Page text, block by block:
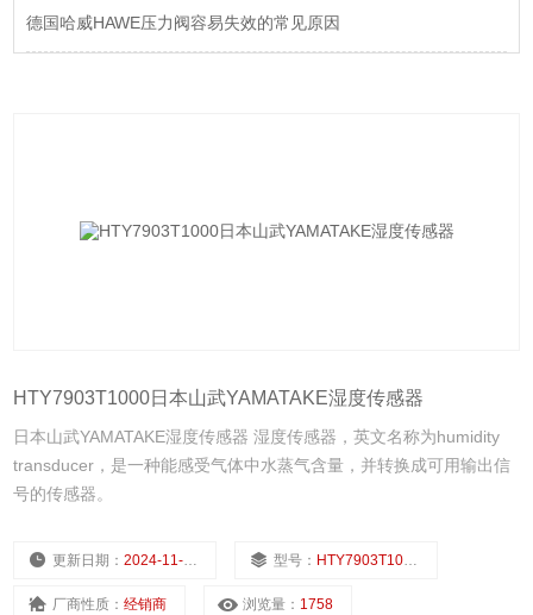
德国哈威HAWE压力阀容易失效的常见原因
HTY7903T1000日本山武YAMATAKE湿度传感器
日本山武YAMATAKE湿度传感器 湿度传感器，英文名称为humidity
transducer，是一种能感受气体中水蒸气含量，并转换成可用输出信
号的传感器。
更新日期：2024-11-23 型号： HTY7903T1000
厂商性质：经销商 浏览量： 1758